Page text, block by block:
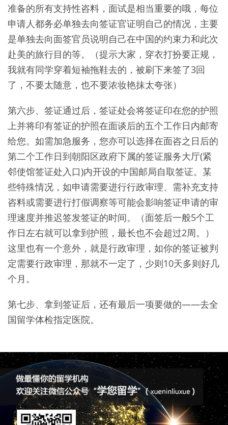
准备的所有支持性咨料，面试是相当重要的哦，每位
申请人都务必单独去向签证官证明自己的情况，主要
是单独去向面签官员说明自己在中国的约束力和此次
赴美的旅行目的等。（提示大家，穿衣打扮要正规，
我就有同学穿着短袖拖鞋去的，被刷下来签了3回
了，不要太随意，也不要浓妆艳抹太夸张）
第六步、签证通过后，签证处会将签证印在您的护照
上并将印有签证的护照在面谈后的五个工作日内邮寄
给您。如需加急服务，您亦可以选择在面咨之日后的
第二个工作日到朝阳区政府下属的签证服务大厅(紧
邻使馆签证处入口)内开设的中国邮局自取签证。某
些特殊情况，如申请需要进行行政审理、需补充支持
咨料或需要进行打假调察等可能会影响签证申请的审
理速度并推迟签发签证的时间。（面签后一般5个工
作日左右就可以拿到护照，最长也不会超过2周。）
这里也有一个意外，就是行政审理，如你的签证被判
定需要行政审理，那就不一定了，少则10天多则好几
个月。
第七步、拿到签证后，还有最后一项要做的——去全
国留学体检指定医院。